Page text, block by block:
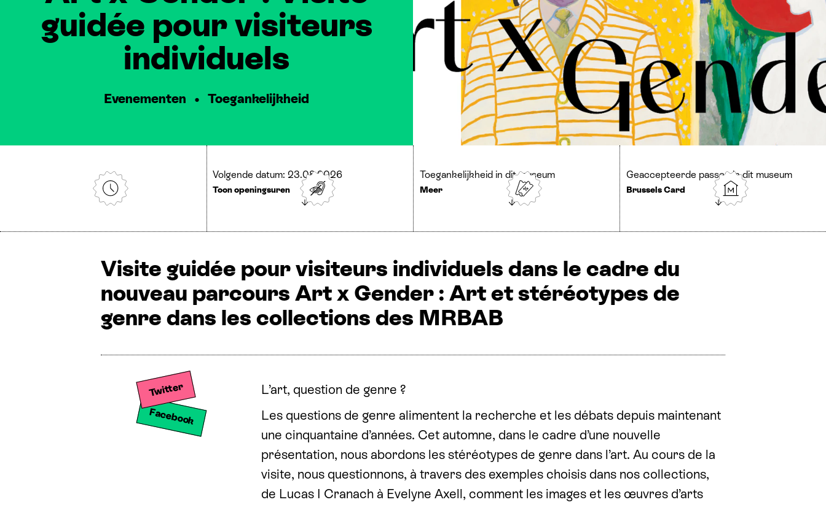
guidée pour visiteurs
individuels
Evenementen Toegankelijkheid
Volgende datum: 23.08.2026
Toon openingsuren
Toegankelijkheid in dit museum
Meer
Geaccepteerde passen in dit museum
Brussels Card
Visite guidée pour visiteurs individuels dans le cadre du
nouveau parcours Art x Gender : Art et stéréotypes de
genre dans les collections des MRBAB
Share
Share on Twitter
Twitter
Share on Facebook
Facebook
L’art, question de genre ?
Les questions de genre alimentent la recherche et les débats depuis maintenant
une cinquantaine d’années. Cet automne, dans le cadre d’une nouvelle
présentation, nous abordons les stéréotypes de genre dans l’art. Au cours de la
visite, nous questionnons, à travers des exemples choisis dans nos collections,
de Lucas I Cranach à Evelyne Axell, comment les images et les œuvres d’arts